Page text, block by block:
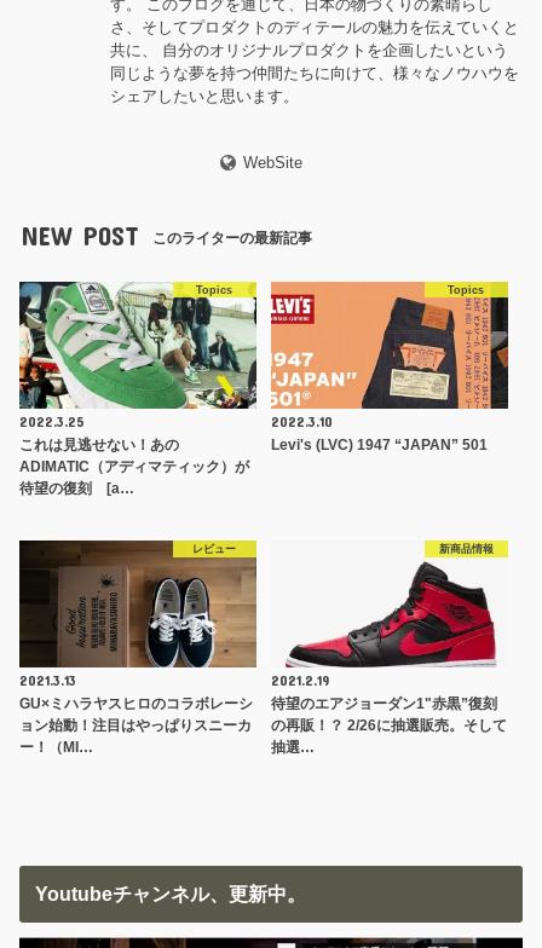
す。 このブログを通じて、日本の物づくりの素晴らし
さ、そしてプロダクトのディテールの魅力を伝えていくと
共に、 自分のオリジナルプロダクトを企画したいという
同じような夢を持つ仲間たちに向けて、様々なノウハウを
シェアしたいと思います。
WebSite
NEW POST このライターの最新記事
Topics
2022.3.25
これは見逃せない！あの
ADIMATIC（アディマティック）が
待望の復刻 [a…
Topics
2022.3.10
Levi's (LVC) 1947 “JAPAN” 501
レビュー
2021.3.13
GU×ミハラヤスヒロのコラボレーシ
ョン始動！注目はやっぱりスニーカ
ー！（MI…
新商品情報
2021.2.19
待望のエアジョーダン1"赤黒”復刻
の再販！？ 2/26に抽選販売。そして
抽選…
Youtubeチャンネル、更新中。